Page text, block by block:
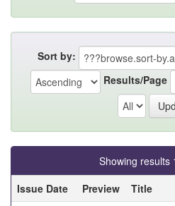
Sort by:
Results/Page
Showing results
Issue Date
Preview Title